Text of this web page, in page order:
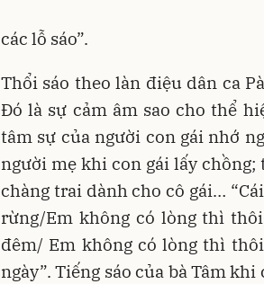
các lỗ sáo”.
Thổi sáo theo làn điệu dân ca
Đó là sự cảm âm sao cho thể
tâm sự của người con gái nhớ
người mẹ khi con gái lấy
chàng trai dành cho cô gái…
rừng/Em không có lòng thì
đêm/ Em không có lòng thì
ngày”. Tiếng sáo của bà Tâm